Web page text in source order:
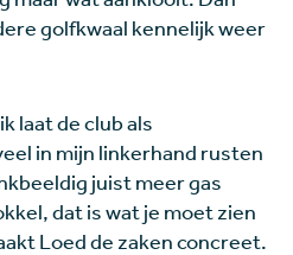
golfkwaal kennelijk weer
laat de club als
in mijn linkerhand rusten
juist meer gas
dat is wat je moet zien
Loed de zaken concreet.